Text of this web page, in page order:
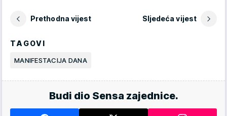
Prethodna vijest Sljedeća vijest
TAGOVI
MANIFESTACIJA DANA
Budi dio Sensa zajednice.